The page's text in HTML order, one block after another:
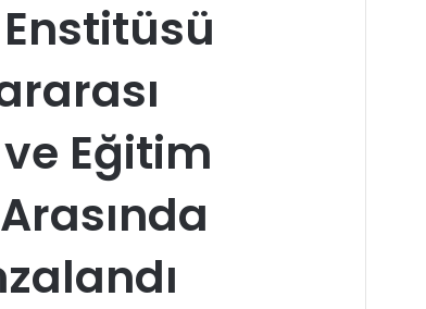
Eğitim